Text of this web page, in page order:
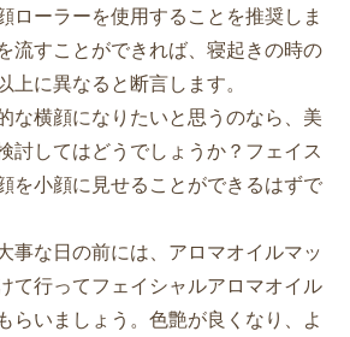
ローラーを使用することを推奨しま
流すことができれば、寝起きの時の
上に異なると断言します。
な横顔になりたいと思うのなら、美
討してはどうでしょうか？フェイス
を小顔に見せることができるはずで
事な日の前には、アロマオイルマッ
て行ってフェイシャルアロマオイル
らいましょう。色艶が良くなり、よ